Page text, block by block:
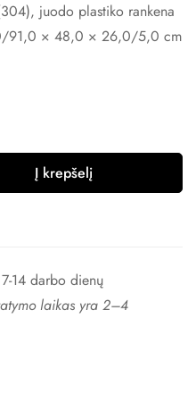
juodo plastiko rankena
91,0 × 48,0 × 26,0/5,0 cm
Į krepšelį
7-14 darbo dienų
laikas yra 2–4